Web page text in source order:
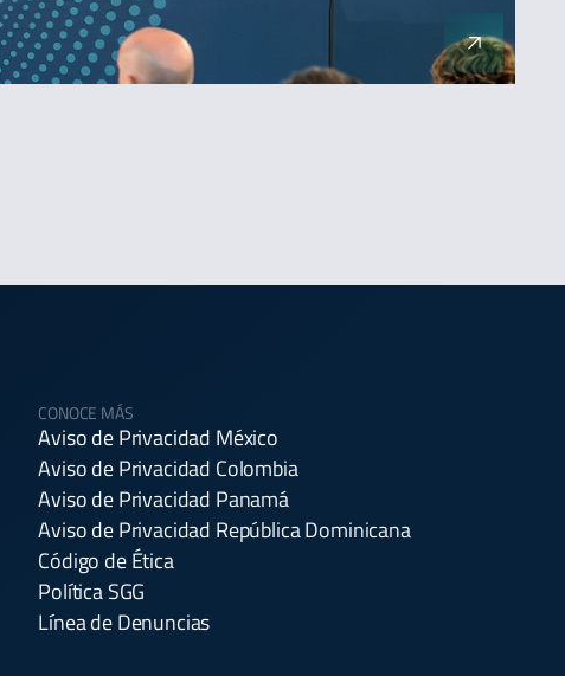
CONOCE MÁS
Aviso de Privacidad México
Aviso de Privacidad Colombia
Aviso de Privacidad Panamá
Aviso de Privacidad República Dominicana
Código de Ética
Política SGG
Línea de Denuncias